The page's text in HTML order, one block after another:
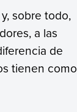
sobre todo,
a las
de
tienen como